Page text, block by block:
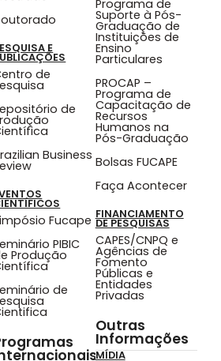
E
de
de
Business
Fucape
PIBIC
Produção
de
Programa de
Suporte à Pós-
Graduação de
Instituições de
Ensino
Particulares
PROCAP –
Programa de
Capacitação de
Recursos
Humanos na
Pós-Graduação
Bolsas FUCAPE
Faça Acontecer
FINANCIAMENTO
DE PESQUISAS
CAPES/CNPQ e
Agências de
Fomento
Públicas e
Entidades
Privadas
Outras
Informações
MÍDIA